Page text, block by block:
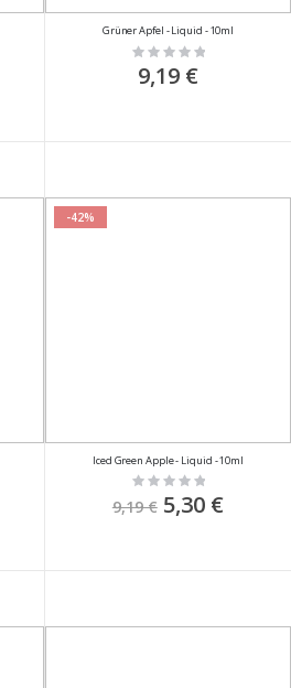
Grüner Apfel - Liquid - 10ml
Rating:
9,19 €
-42%
Iced Green Apple - Liquid - 10ml
Rating:
9,19 € Sonderpreis
5,30 €